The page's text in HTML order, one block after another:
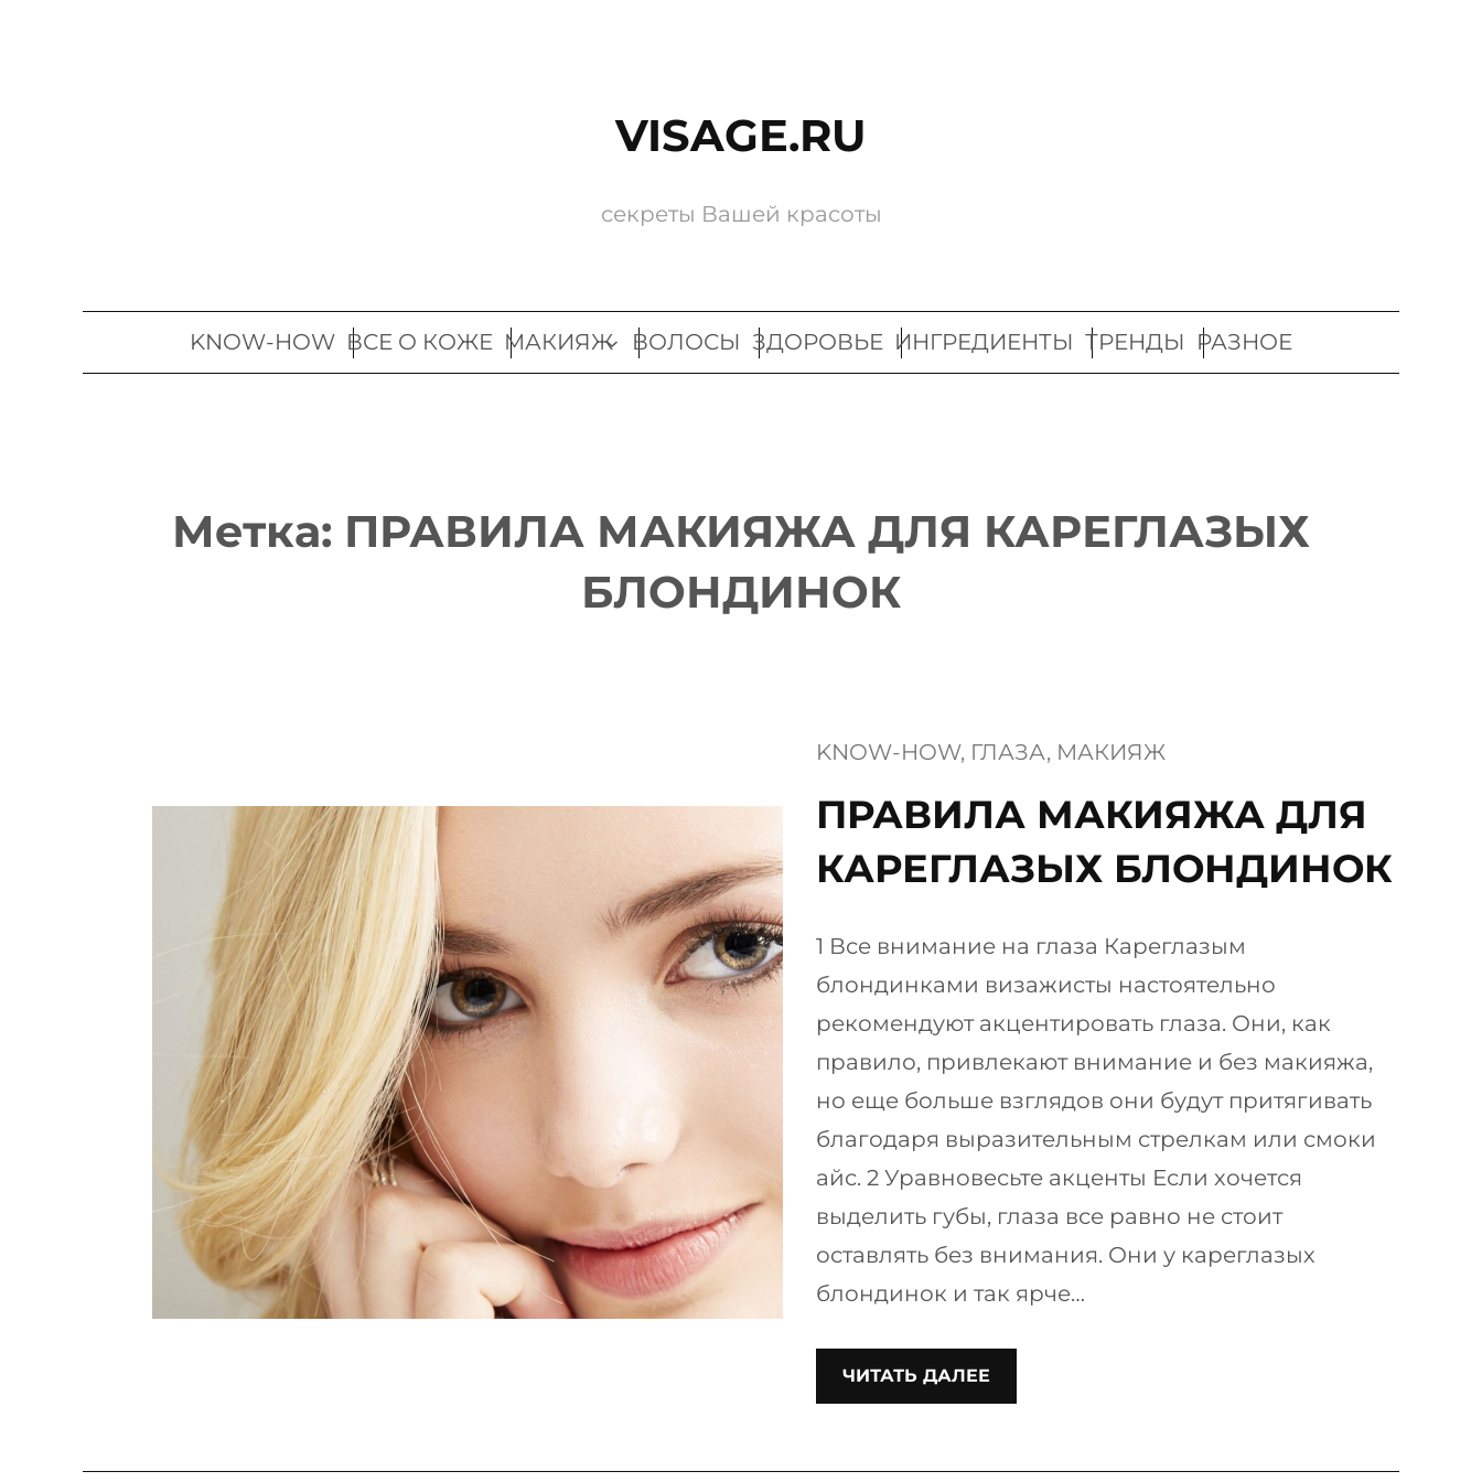
VISAGE.RU
секреты Вашей красоты
KNOW-HOW ВСЕ О КОЖЕ МАКИЯЖ ВОЛОСЫ ЗДОРОВЬЕ ИНГРЕДИЕНТЫ ТРЕНДЫ РАЗНОЕ
Метка: ПРАВИЛА МАКИЯЖА ДЛЯ КАРЕГЛАЗЫХ
БЛОНДИНОК
KNOW-HOW, ГЛАЗА, МАКИЯЖ
ПРАВИЛА МАКИЯЖА ДЛЯ
КАРЕГЛАЗЫХ БЛОНДИНОК
1 Все внимание на глаза Кареглазым
блондинками визажисты настоятельно
рекомендуют акцентировать глаза. Они, как
правило, привлекают внимание и без макияжа,
но еще больше взглядов они будут притягивать
благодаря выразительным стрелкам или смоки
айс. 2 Уравновесьте акценты Если хочется
выделить губы, глаза все равно не стоит
оставлять без внимания. Они у кареглазых
блондинок и так ярче…
ЧИТАТЬ ДАЛЕЕ